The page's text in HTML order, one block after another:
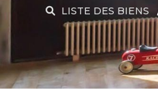
LISTE DES BIENS